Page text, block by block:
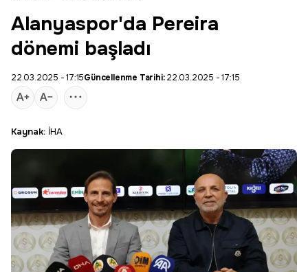
Alanyaspor'da Pereira
dönemi başladı
22.03.2025 - 17:15Güncellenme Tarihi:22.03.2025 - 17:15
Kaynak: İHA